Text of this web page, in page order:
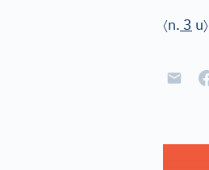
〈n. 3 u〉